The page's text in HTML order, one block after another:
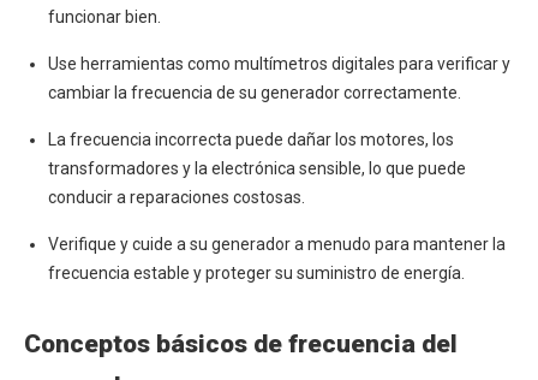
funcionar bien.
Use herramientas como multímetros digitales para verificar y
cambiar la frecuencia de su generador correctamente.
La frecuencia incorrecta puede dañar los motores, los
transformadores y la electrónica sensible, lo que puede
conducir a reparaciones costosas.
Verifique y cuide a su generador a menudo para mantener la
frecuencia estable y proteger su suministro de energía.
Conceptos básicos de frecuencia del